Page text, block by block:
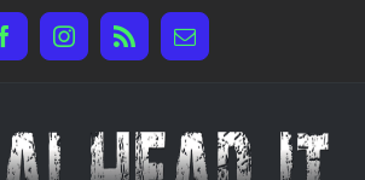
FacebookInstagram
Rss Email